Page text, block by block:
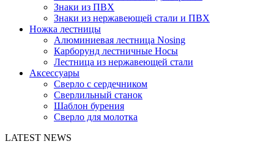
Знаки из ПВХ
Знаки из нержавеющей стали и ПВХ
Ножка лестницы
Алюминиевая лестница Nosing
Карборунд лестничные Носы
Лестница из нержавеющей стали
Аксессуары
Сверло с сердечником
Сверлильный станок
Шаблон бурения
Сверло для молотка
LATEST NEWS